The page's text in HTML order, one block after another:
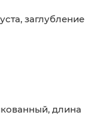
заглубление
длина